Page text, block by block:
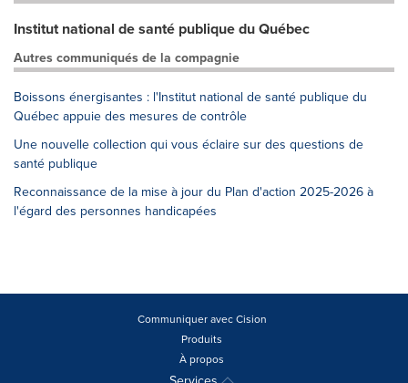
Institut national de santé publique du Québec
Autres communiqués de la compagnie
Boissons énergisantes : l'Institut national de santé publique du
Québec appuie des mesures de contrôle
Une nouvelle collection qui vous éclaire sur des questions de
santé publique
Reconnaissance de la mise à jour du Plan d'action 2025-2026 à
l'égard des personnes handicapées
Communiquer avec Cision
Produits
À propos